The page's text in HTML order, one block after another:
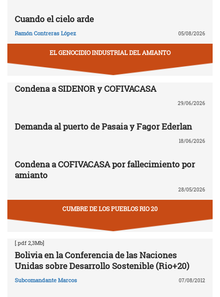
Cuando el cielo arde
Ramón Contreras López 05/08/2026
EL GENOCIDIO INDUSTRIAL DEL AMIANTO
Condena a SIDENOR y COFIVACASA
29/06/2026
Demanda al puerto de Pasaia y Fagor Ederlan
18/06/2026
Condena a COFIVACASA por fallecimiento por
amianto
28/05/2026
CUMBRE DE LOS PUEBLOS RIO 20
[.pdf 2,3Mb]
Bolivia en la Conferencia de las Naciones
Unidas sobre Desarrollo Sostenible (Rio+20)
Subcomandante Marcos 07/08/2012